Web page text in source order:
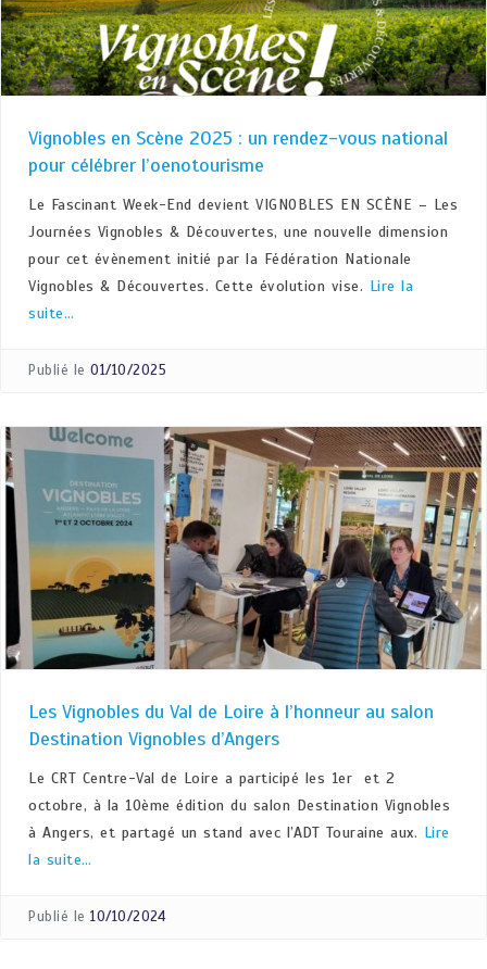
Vignobles en Scène 2025 : un rendez-vous national
pour célébrer l’oenotourisme
Le Fascinant Week-End devient VIGNOBLES EN SCÈNE – Les
Journées Vignobles & Découvertes, une nouvelle dimension
pour cet évènement initié par la Fédération Nationale
Vignobles & Découvertes. Cette évolution vise. Lire la
suite…
Publié le 01/10/2025
Les Vignobles du Val de Loire à l’honneur au salon
Destination Vignobles d’Angers
Le CRT Centre-Val de Loire a participé les 1er et 2
octobre, à la 10ème édition du salon Destination Vignobles
à Angers, et partagé un stand avec l’ADT Touraine aux. Lire
la suite…
Publié le 10/10/2024